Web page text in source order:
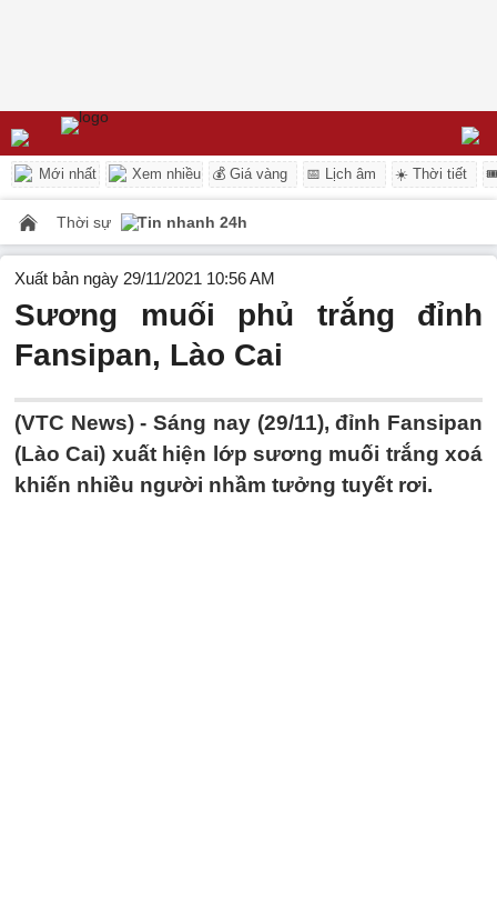
Mới nhất Xem nhiều 💰 Giá vàng 📅 Lịch âm ☀️ Thời tiết
Thời sự Tin nhanh 24h
Xuất bản ngày 29/11/2021 10:56 AM
Sương muối phủ trắng đỉnh
Fansipan, Lào Cai
(VTC News) -Sáng nay (29/11), đỉnh Fansipan
(Lào Cai) xuất hiện lớp sương muối trắng xoá
khiến nhiều người nhầm tưởng tuyết rơi.